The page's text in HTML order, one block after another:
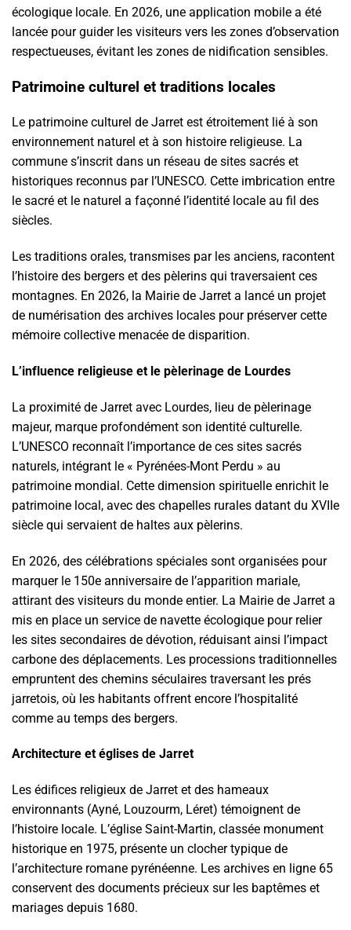
écologique locale. En 2026, une application mobile a été
lancée pour guider les visiteurs vers les zones d’observation
respectueuses, évitant les zones de nidification sensibles.
Patrimoine culturel et traditions locales
Le patrimoine culturel de Jarret est étroitement lié à son
environnement naturel et à son histoire religieuse. La
commune s’inscrit dans un réseau de sites sacrés et
historiques reconnus par l’UNESCO. Cette imbrication entre
le sacré et le naturel a façonné l’identité locale au fil des
siècles.
Les traditions orales, transmises par les anciens, racontent
l’histoire des bergers et des pèlerins qui traversaient ces
montagnes. En 2026, la Mairie de Jarret a lancé un projet
de numérisation des archives locales pour préserver cette
mémoire collective menacée de disparition.
L’influence religieuse et le pèlerinage de Lourdes
La proximité de Jarret avec Lourdes, lieu de pèlerinage
majeur, marque profondément son identité culturelle.
L’UNESCO reconnaît l’importance de ces sites sacrés
naturels, intégrant le « Pyrénées-Mont Perdu » au
patrimoine mondial. Cette dimension spirituelle enrichit le
patrimoine local, avec des chapelles rurales datant du XVIIe
siècle qui servaient de haltes aux pèlerins.
En 2026, des célébrations spéciales sont organisées pour
marquer le 150e anniversaire de l’apparition mariale,
attirant des visiteurs du monde entier. La Mairie de Jarret a
mis en place un service de navette écologique pour relier
les sites secondaires de dévotion, réduisant ainsi l’impact
carbone des déplacements. Les processions traditionnelles
empruntent des chemins séculaires traversant les prés
jarretois, où les habitants offrent encore l’hospitalité
comme au temps des bergers.
Architecture et églises de Jarret
Les édifices religieux de Jarret et des hameaux
environnants (Ayné, Louzourm, Léret) témoignent de
l’histoire locale. L’église Saint-Martin, classée monument
historique en 1975, présente un clocher typique de
l’architecture romane pyrénéenne. Les archives en ligne 65
conservent des documents précieux sur les baptêmes et
mariages depuis 1680.